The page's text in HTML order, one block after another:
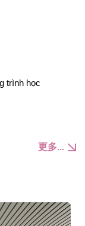
trình học
更多...